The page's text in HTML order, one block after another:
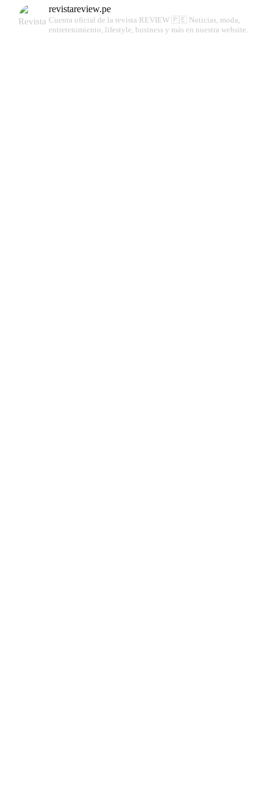
revistareview.pe
Cuenta oficial de la revista REVIEW 🇵🇪 Noticias, moda,
entretenimiento, lifestyle, business y más en nuestra website.